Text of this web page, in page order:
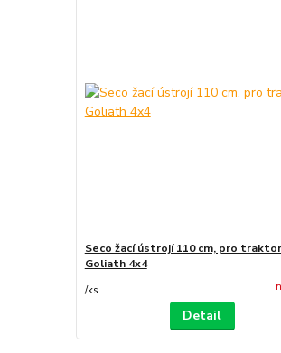
Seco žací ústrojí 110 cm, pro traktor
Goliath 4x4
/ks
Detail